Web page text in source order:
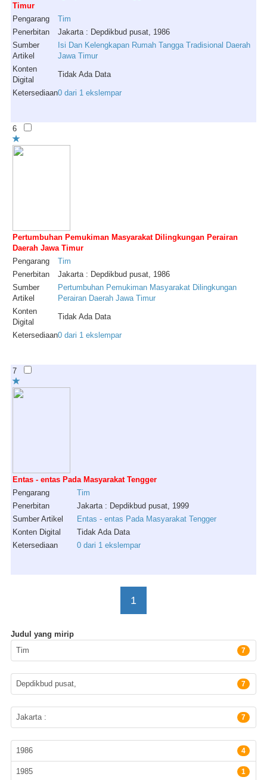
Timur
Pengarang
Tim
Penerbitan
Jakarta : Depdikbud pusat, 1986
Sumber
Artikel
Isi Dan Kelengkapan Rumah Tangga Tradisional Daerah
Jawa Timur
Konten
Digital
Tidak Ada Data
Ketersediaan0 dari 1 ekslempar
6
Pertumbuhan Pemukiman Masyarakat Dilingkungan Perairan
Daerah Jawa Timur
Pengarang
Tim
Penerbitan
Jakarta : Depdikbud pusat, 1986
Sumber
Artikel
Pertumbuhan Pemukiman Masyarakat Dilingkungan
Perairan Daerah Jawa Timur
Konten
Digital
Tidak Ada Data
Ketersediaan0 dari 1 ekslempar
7
Entas - entas Pada Masyarakat Tengger
Pengarang
Tim
Penerbitan
Jakarta : Depdikbud pusat, 1999
Sumber Artikel
Entas - entas Pada Masyarakat Tengger
Konten Digital
Tidak Ada Data
Ketersediaan
0 dari 1 ekslempar
1
Judul yang mirip
Pengarang
Tim 7
Penerbit
Depdikbud pusat, 7
Lokasi Terbit
Jakarta : 7
Tahun terbit
1986 4
1985 1